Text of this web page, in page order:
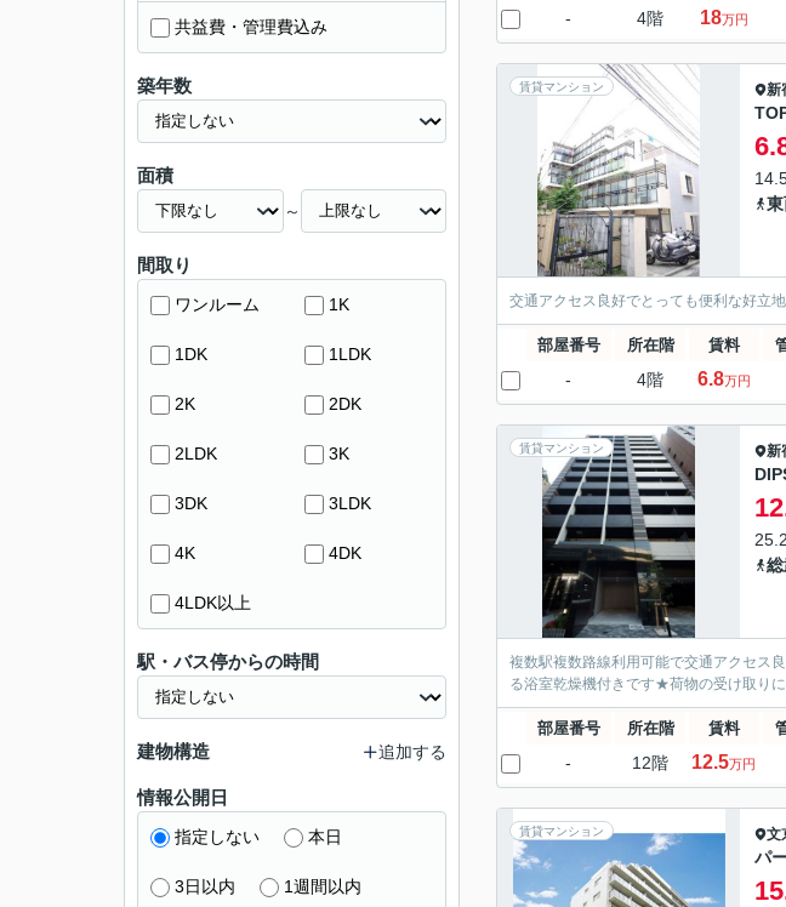
- 4階 18万円
賃貸マンション 新
交通アクセス良好でとっても便利な好立
部屋番号 所在階 賃料
- 4階 6.8万円
賃貸マンション 新
複数駅複数路線利用可能で交通アクセス
る浴室乾燥機付きです★荷物の受け取り
部屋番号 所在階 賃料
- 12階 12.5万円
賃貸マンション 文
パ
共益費・管理費込み
築年数
面積
～
間取り
ワンルーム 1K
1DK 1LDK
2K 2DK
2LDK 3K
3DK 3LDK
4K 4DK
4LDK以上
駅・バス停からの時間
建物構造 追加する
情報公開日
指定しない 本日
3日以内 1週間以内